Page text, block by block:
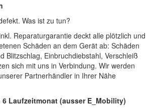
Was ist zu tun?
Reparaturgarantie deckt alle plötzlich und
Schäden an dem Gerät ab: Schäden
Blitzschlag, Einbruchdiebstahl, Verschleiß
sich mit uns in Verbindung. Wir werden
Partnerhändler in Ihrer Nähe
Laufzeitmonat (ausser E_Mobility)